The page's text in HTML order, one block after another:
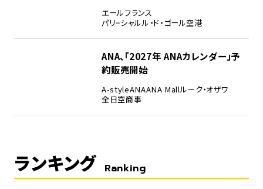
エールフランス
パリ=シャルル・ド・ゴール空港
ANA、「2027年 ANAカレンダー」予
約販売開始
A-styleANAANA Mallルーク・オザワ
全日空商事
ランキング Ranking